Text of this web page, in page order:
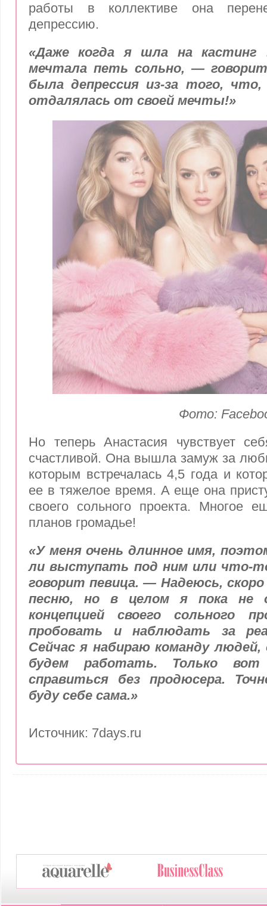
работы в коллективе она
депрессию.
«Даже когда я шла на
мечтала петь сольно, —
была депрессия из-за того, что,
отдалялась от своей мечты!»
Фото:
Но теперь Анастасия чувствует
счастливой. Она вышла замуж за
которым встречалась 4,5 года и
ее в тяжелое время. А еще она
своего сольного проекта. Многое
планов громадье!
«У меня очень длинное имя,
ли выступать под ним или что-
говорит певица. — Надеюсь,
песню, но в целом я пока не
концепцией своего сольного
пробовать и наблюдать за
Сейчас я набираю команду
будем работать. Только
справиться без продюсера.
буду себе сама.»
Источник: 7days.ru